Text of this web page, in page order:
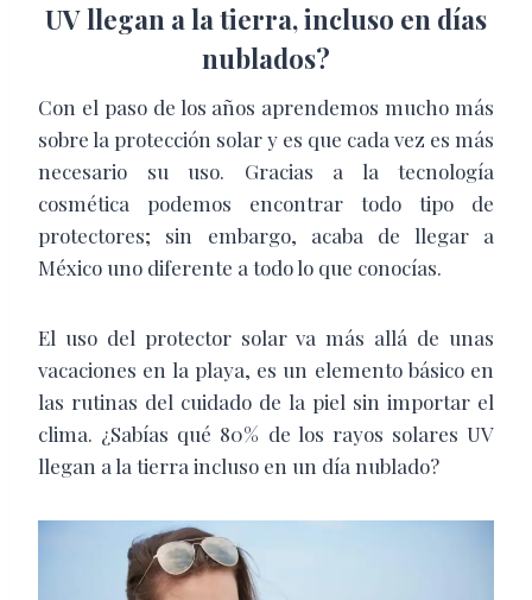
UV llegan a la tierra, incluso en días
nublados?
Con el paso de los años aprendemos mucho más
sobre la protección solar y es que cada vez es más
necesario su uso. Gracias a la tecnología
cosmética podemos encontrar todo tipo de
protectores; sin embargo, acaba de llegar a
México uno diferente a todo lo que conocías.
El uso del protector solar va más allá de unas
vacaciones en la playa, es un elemento básico en
las rutinas del cuidado de la piel sin importar el
clima. ¿Sabías qué 80% de los rayos solares UV
llegan a la tierra incluso en un día nublado?